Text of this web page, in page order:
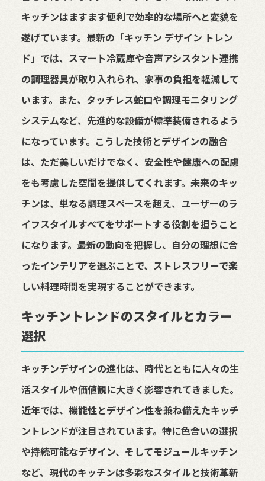
キッチンはますます便利で効率的な場所へと変貌を
遂げています。最新の「キッチン デザイン トレン
ド」では、スマート冷蔵庫や音声アシスタント連携
の調理器具が取り入れられ、家事の負担を軽減して
います。また、タッチレス蛇口や調理モニタリング
システムなど、先進的な設備が標準装備されるよう
になっています。こうした技術とデザインの融合
は、ただ美しいだけでなく、安全性や健康への配慮
をも考慮した空間を提供してくれます。未来のキッ
チンは、単なる調理スペースを超え、ユーザーのラ
イフスタイルすべてをサポートする役割を担うこと
になります。最新の動向を把握し、自分の理想に合
ったインテリアを選ぶことで、ストレスフリーで楽
しい料理時間を実現することができます。
キッチントレンドのスタイルとカラー
選択
キッチンデザインの進化は、時代とともに人々の生
活スタイルや価値観に大きく影響されてきました。
近年では、機能性とデザイン性を兼ね備えたキッチ
ントレンドが注目されています。特に色合いの選択
や持続可能なデザイン、そしてモジュールキッチン
など、現代のキッチンは多彩なスタイルと技術革新